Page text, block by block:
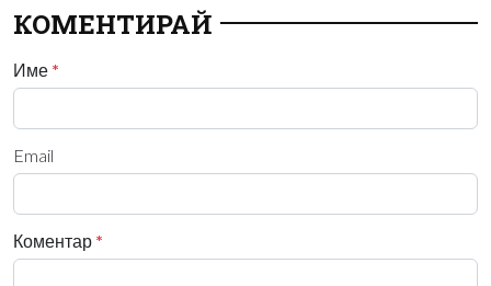
КОМЕНТИРАЙ
Име *
Email
Коментар *